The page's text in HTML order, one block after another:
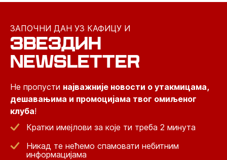
ЗАПОЧНИ ДАН УЗ КАФИЦУ И
ЗВЕЗДИН
NEWSLETTER
Не пропусти најважније новости о утакмицама,
дешавањима и промоцијама твог омиљеног
клуба!
Кратки имејлови за које ти треба 2 минута
Никад те нећемо спамовати небитним
информацијама